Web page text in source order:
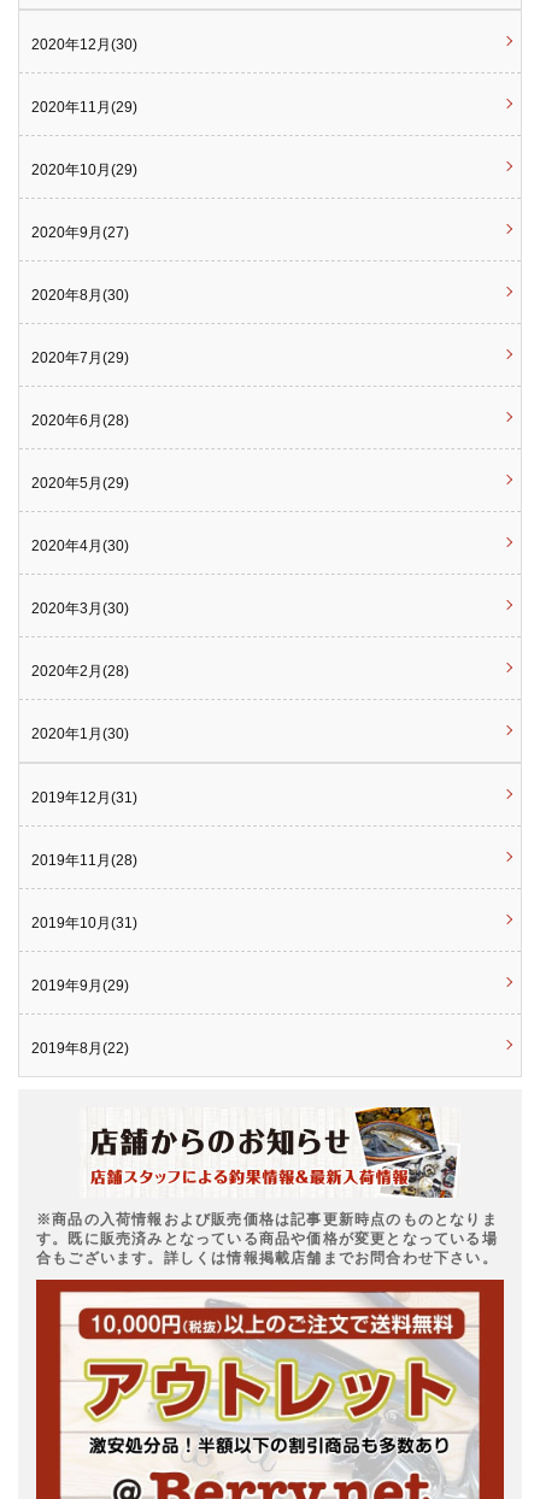
2020年12月(30)
2020年11月(29)
2020年10月(29)
2020年9月(27)
2020年8月(30)
2020年7月(29)
2020年6月(28)
2020年5月(29)
2020年4月(30)
2020年3月(30)
2020年2月(28)
2020年1月(30)
2019年12月(31)
2019年11月(28)
2019年10月(31)
2019年9月(29)
2019年8月(22)
※商品の入荷情報および販売価格は記事更新時点のものとなりま
す。既に販売済みとなっている商品や価格が変更となっている場
合もございます。詳しくは情報掲載店舗までお問合わせ下さい。